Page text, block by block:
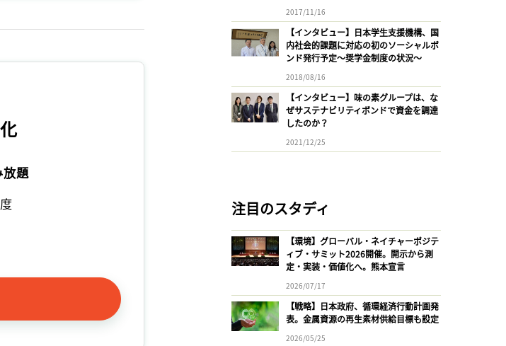
放題
2017/11/16
【インタビュー】日本学生支援機構、国
内社会的課題に対応の初のソーシャルボ
ンド発行予定〜奨学金制度の状況〜
2018/08/16
【インタビュー】味の素グループは、な
ぜサステナビリティボンドで資金を調達
したのか？
2021/12/25
注目のスタディ
【環境】グローバル・ネイチャーポジテ
ィブ・サミット2026開催。開示から測
定・実装・価値化へ。熊本宣言
2026/07/17
【戦略】日本政府、循環経済行動計画発
表。金属資源の再生素材供給目標も設定
2026/05/25